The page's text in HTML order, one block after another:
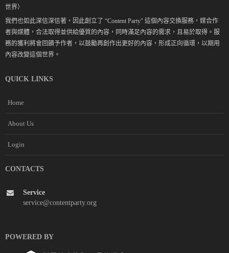
世界）
我們也如此深信深信著，因此創立了 “Content Party" 這個內容交換服務，媒合作
者與媒體，合法取得並供給優質的內容，同時滿足內容的需求，且易於取得。服
務的獲利將會回饋予作者，以鼓勵再創作出更好的內容，形成正向循環，以期用
內容改變這個世界。
QUICK LINKS
Home
About Us
Login
CONTACTS
Service
service@contentparty.org
POWERED BY